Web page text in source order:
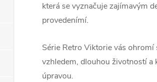
která se vyznačuje zajímavým
provedenímí.
Série Retro Viktorie vás
vzhledem, dlouhou životností a
úpravou.